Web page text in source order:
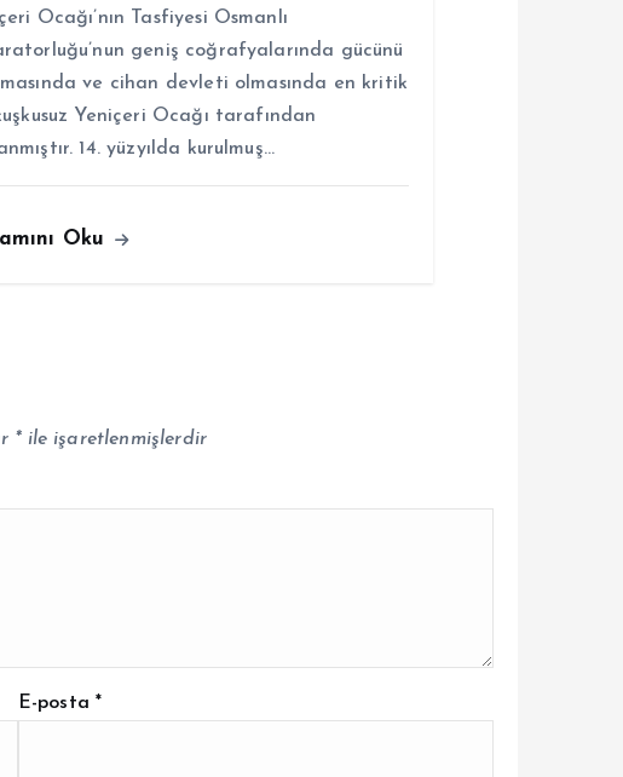
Ocağı’nın Tasfiyesi Osmanlı
geniş coğrafyalarında gücünü
ve cihan devleti olmasında en kritik
Yeniçeri Ocağı tarafından
14. yüzyılda kurulmuş…
Oku
*ile işaretlenmişlerdir
E-posta*